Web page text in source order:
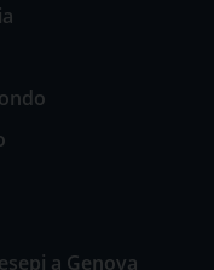
a Genova